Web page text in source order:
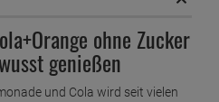
ohne Zucker
genießen
und Cola wird seit vielen